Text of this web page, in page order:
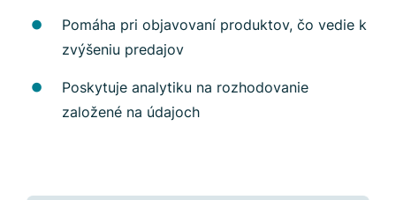
Pomáha pri objavovaní produktov, čo vedie k
zvýšeniu predajov
Poskytuje analytiku na rozhodovanie
založené na údajoch